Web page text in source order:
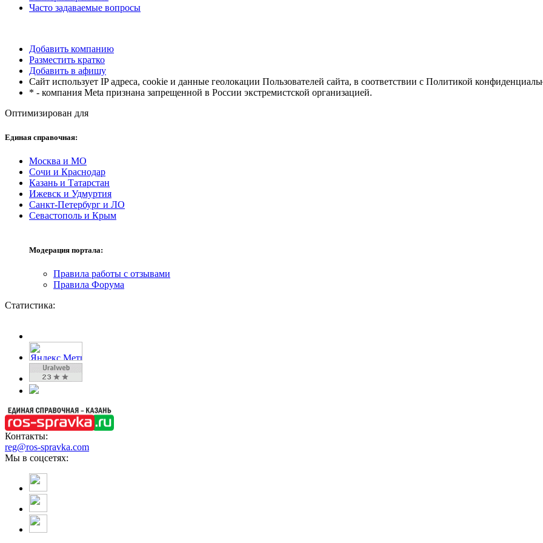
Часто задаваемые вопросы
Добавить компанию
Разместить кратко
Добавить в афишу
Сайт использует IP адреса, cookie и данные геолокации Пользователей сайта, в соответствии с Политикой
* - компания Meta признана запрещенной в России экстремистской организацией.
Оптимизирован для
Единая справочная:
Москва и МО
Сочи и Краснодар
Казань и Татарстан
Ижевск и Удмуртия
Санкт-Петербург и ЛО
Севастополь и Крым
Модерация портала:
Правила работы с отзывами
Правила Форума
Статистика:
Контакты:
reg@ros-spravka.com
Мы в соцсетях: